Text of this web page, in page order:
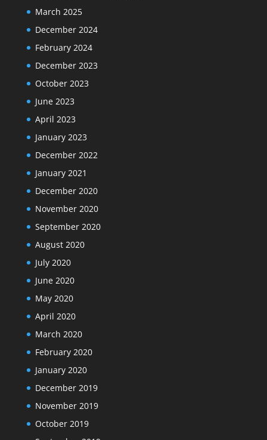
March 2025
December 2024
February 2024
December 2023
October 2023
June 2023
April 2023
January 2023
December 2022
January 2021
December 2020
November 2020
September 2020
August 2020
July 2020
June 2020
May 2020
April 2020
March 2020
February 2020
January 2020
December 2019
November 2019
October 2019